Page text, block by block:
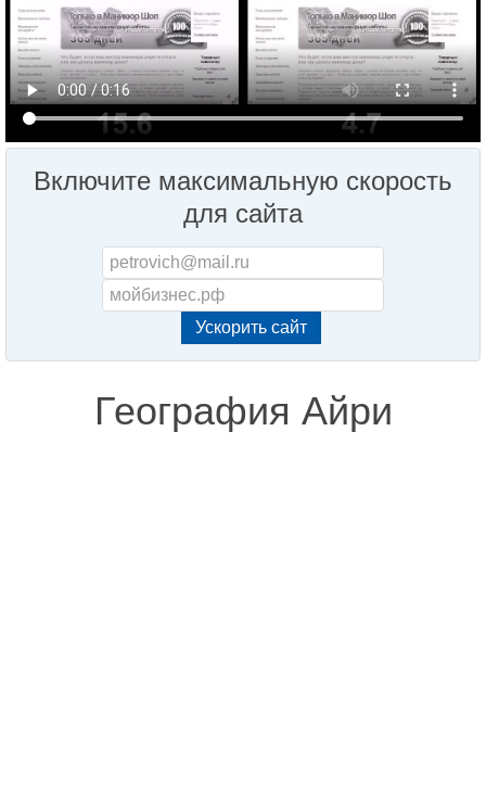
Включите максимальную скорость
для сайта
География Айри